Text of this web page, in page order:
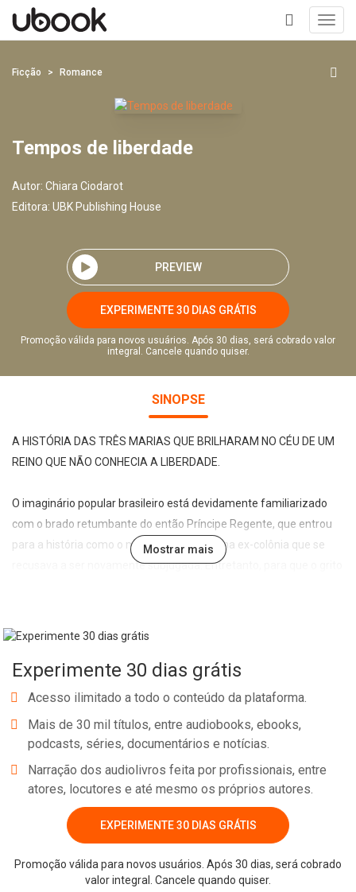
+
Ficção Romance
Tempos de liberdade
Autor: Chiara Ciodarot
Editora: UBK Publishing House
PREVIEW
EXPERIMENTE 30 DIAS GRÁTIS
Promoção válida para novos usuários. Após 30 dias, será cobrado valor
integral. Cancele quando quiser.
SINOPSE
A HISTÓRIA DAS TRÊS MARIAS QUE BRILHARAM NO CÉU DE UM
REINO QUE NÃO CONHECIA A LIBERDADE.
O imaginário popular brasileiro está devidamente familiarizado
com o brado retumbante do então Príncipe Regente, que entrou
para a história como o marco da luta de uma ex-colônia que se
recusava a ser novamente subjugada. Entretanto, para que o grito
amarras que tentavam contê-las.
levassem vidas muito distintas, tinham objetivos convergentes:
libertar a si mesmas e libertar sua pátria. Quitéria, exímia
um casamento tradicional e de uma vida doméstica monótona;
Felipa, marisqueira, dona de si, não admitiria viver nem mais um
dia com grilhões ao redor dos pulsos; e não seria do perfil de
Leopoldina assistir de braços cruzados, do alto do Palácio de São
Cristóvão, ao avanço da ofensiva portuguesa.
Três mulheres que mudaram os rumos históricos de um reino.
previamente designados. Três mulheres que, a despeito de todo
Mostrar mais
Experimente 30 dias grátis
Acesso ilimitado a todo o conteúdo da plataforma.
Mais de 30 mil títulos, entre audiobooks, ebooks,
podcasts, séries, documentários e notícias.
Narração dos audiolivros feita por profissionais, entre
atores, locutores e até mesmo os próprios autores.
EXPERIMENTE 30 DIAS GRÁTIS
Promoção válida para novos usuários. Após 30 dias, será cobrado
valor integral. Cancele quando quiser.
Whatsapp Facebook Twitter